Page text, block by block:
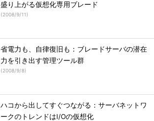
盛り上がる仮想化専用ブレード
(2008/9/11)
省電力も、自律復旧も：ブレードサーバの潜在
力を引き出す管理ツール群
(2008/9/8)
ハコから出してすぐつながる：サーバネットワ
ークのトレンドはI/Oの仮想化